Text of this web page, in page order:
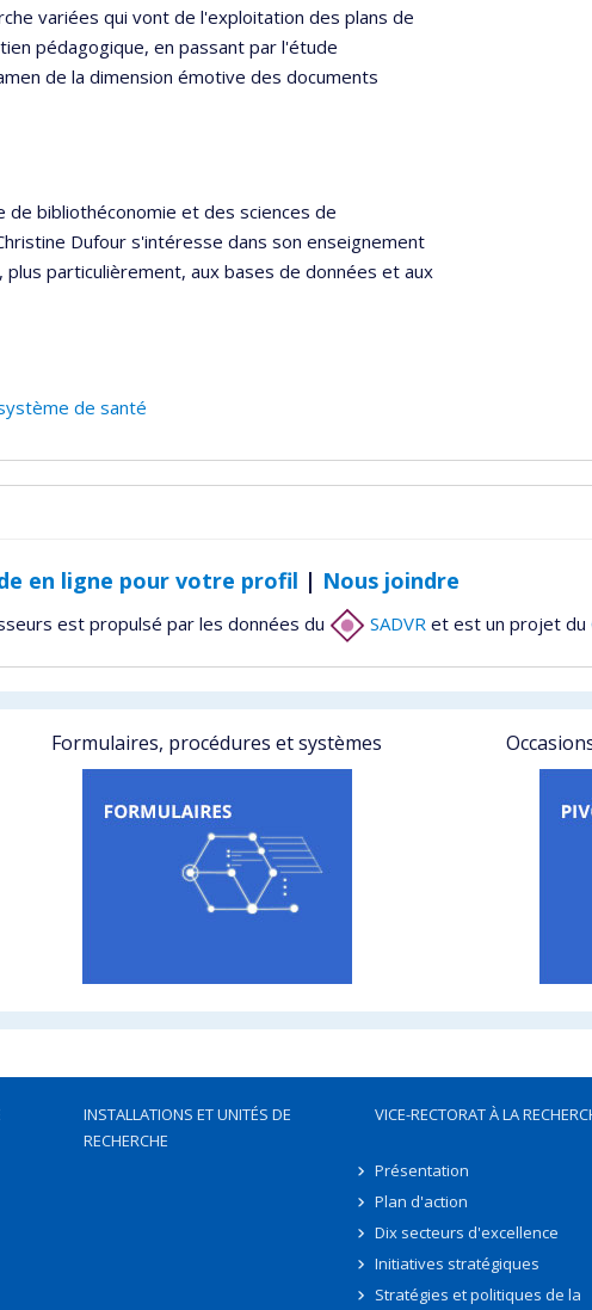
variées qui vont de l'exploitation des plans de
pédagogique, en passant par l'étude
de la dimension émotive des documents
de bibliothéconomie et des sciences de
Dufour s'intéresse dans son enseignement
particulièrement, aux bases de données et aux
de santé
en ligne pour votre profil | Nous joindre
est propulsé par les données du SADVR et est un projet du
Formulaires, procédures et systèmes
INSTALLATIONS ET UNITÉS DE
RECHERCHE
VICE-RECTORAT À LA
Présentation
Plan d'action
Dix secteurs d'excellence
Initiatives stratégiques
Stratégies et politiques de la